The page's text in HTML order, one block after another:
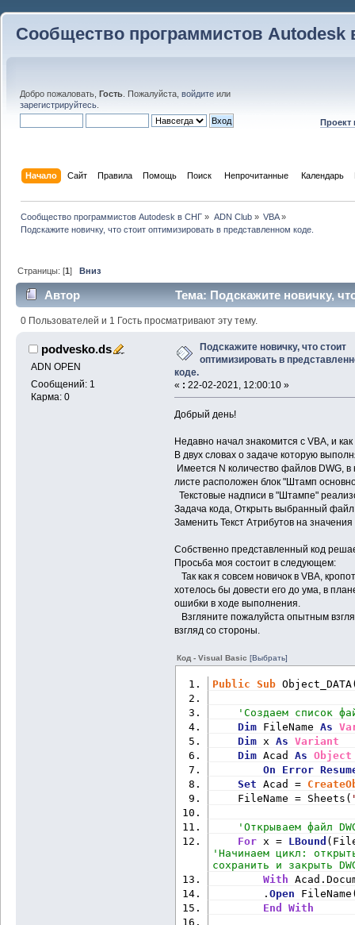
Сообщество программистов Autodesk
Добро пожаловать, Гость . Пожалуйста, войдите или
зарегистрируйтесь
Проект
Начало Сайт Правила Помощь Поиск Непрочитанные Календарь
Сообщество программистов Autodesk в СНГ » ADN Club» VBA»
Подскажите новичку, что стоит оптимизировать в представленном коде.
Страницы: [1]Вниз
Автор
Тема: Подскажите новичку,
представленном коде. (Прочитано 10928 раз)
0 Пользователей и 1 Гость просматривают эту тему.
podvesko.ds
ADN OPEN
Сообщений: 1
Карма: 0
Подскажите новичку, что стоит
оптимизировать в
коде.
« : 22-02-2021, 12:00:10 »
Добрый день!
Недавно начал знакомится с VBA, и
В двух словах о задаче которую
Имеется N количество файлов DWG,
листе расположен блок "Штамп
Текстовые надписи в "Штампе"
Задача кода, Открыть выбранный
Заменить Текст Атрибутов на
Собственно представленный код
Просьба моя состоит в следующем:
Так как я совсем новичок в VBA,
хотелось бы довести его до ума, в
ошибки в ходе выполнения.
Взгляните пожалуйста опытным
взгляд со стороны.
Код - Visual Basic [Выбрать]
Public Sub
'Создаем список
Dim FileName As
Dim x As
Variant
Dim Acad As
Object
On
Error
Set Acad =
FileName = Sheets(
'Открываем файл
For x = LBound
'Начинаем цикл:
сохранить и закрыть
With
.Open
End
With